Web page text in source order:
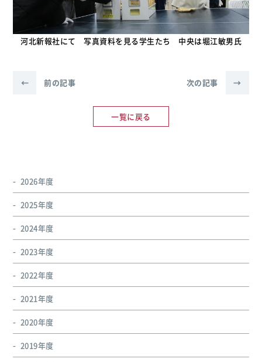
河北新報社にて 写真資料を見る学生たち 中央は堀江敏男氏
← 前の記事
一覧に戻る
次の記事 →
2026年度
2025年度
2024年度
2023年度
2022年度
2021年度
2020年度
2019年度